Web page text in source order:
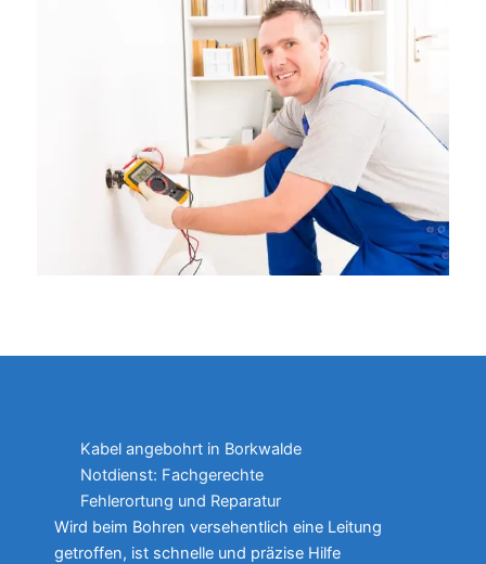
Kabel angebohrt in Borkwalde
Notdienst: Fachgerechte
Fehlerortung und Reparatur
Wird beim Bohren versehentlich eine Leitung
getroffen, ist schnelle und präzise Hilfe